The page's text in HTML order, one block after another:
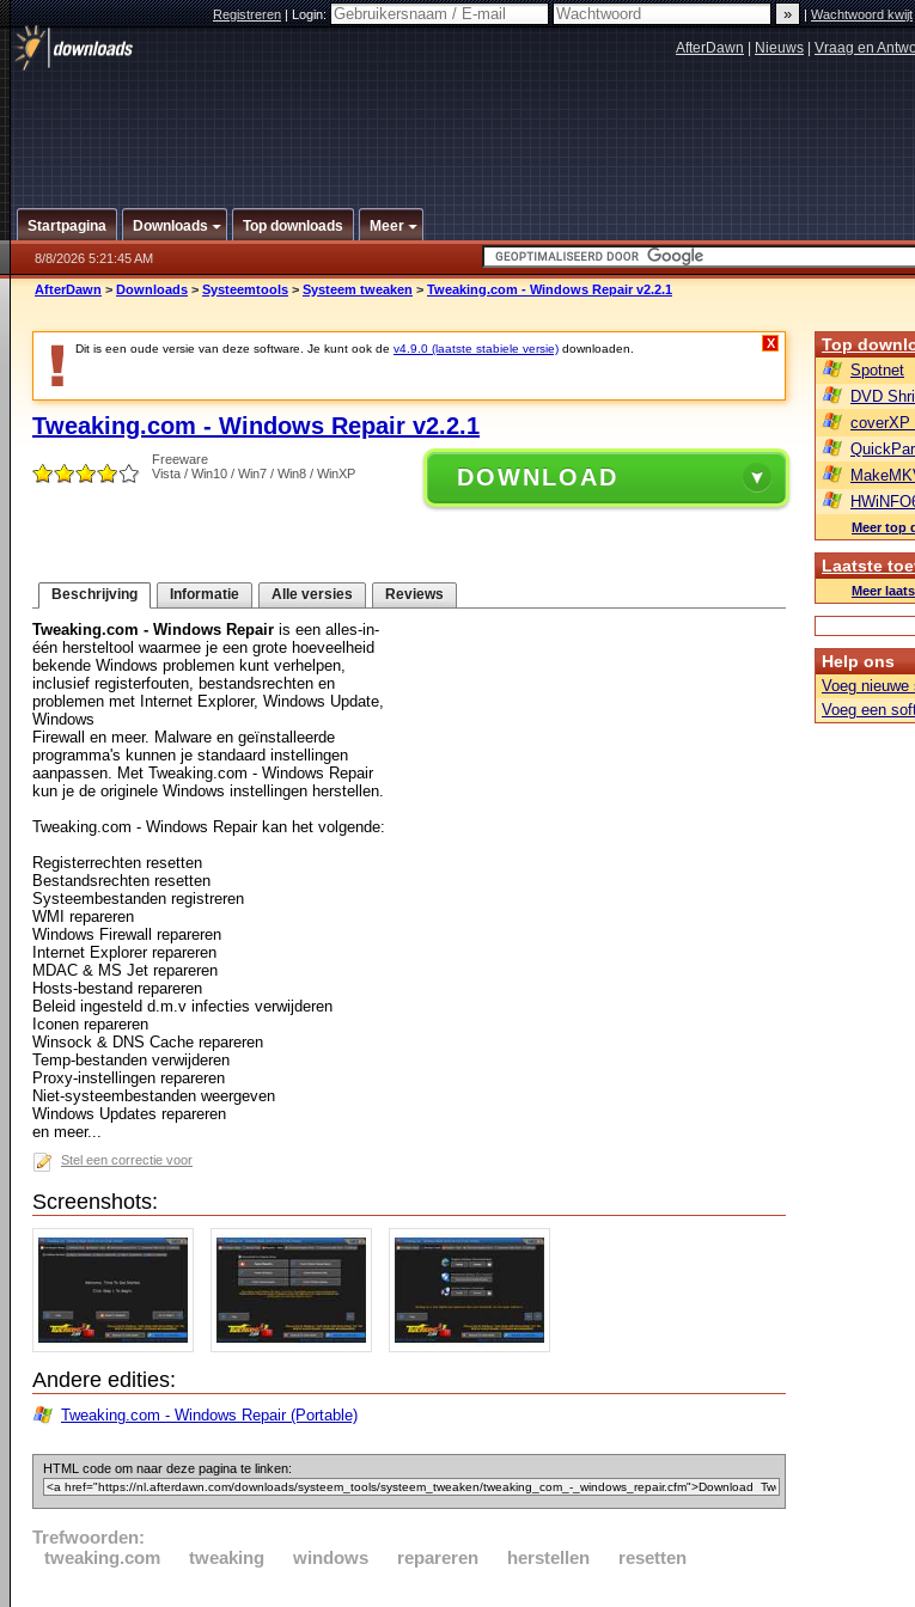
Registreren|Login: |Wachtwoord kwijt
AfterDawn Nieuws Vraag en
Startpagina Downloads Top downloads Meer
8/8/2026 5:21:45 AM
AfterDawn > Downloads > Systeemtools > Systeem tweaken > Tweaking.com - Windows Repair v2.2.1
Dit is een oude versie van deze software. Je kunt ook de v4.9.0 (laatste stabiele versie) downloaden. X
Tweaking.com - Windows Repair v2.2.1
Freeware
Vista / Win10 / Win7 / Win8 / WinXP
DOWNLOAD
Beschrijving Informatie Alle versies Reviews
Tweaking.com - Windows Repair is een alles-in-
één hersteltool waarmee je een grote hoeveelheid
bekende Windows problemen kunt verhelpen,
inclusief registerfouten, bestandsrechten en
problemen met Internet Explorer, Windows Update,
Windows
Firewall en meer. Malware en geïnstalleerde
programma's kunnen je standaard instellingen
aanpassen. Met Tweaking.com - Windows Repair
kun je de originele Windows instellingen herstellen.
Tweaking.com - Windows Repair kan het volgende:
Registerrechten resetten
Bestandsrechten resetten
Systeembestanden registreren
WMI repareren
Windows Firewall repareren
Internet Explorer repareren
MDAC & MS Jet repareren
Hosts-bestand repareren
Beleid ingesteld d.m.v infecties verwijderen
Iconen repareren
Winsock & DNS Cache repareren
Temp-bestanden verwijderen
Proxy-instellingen repareren
Niet-systeembestanden weergeven
Windows Updates repareren
en meer...
Stel een correctie voor
Screenshots:
Andere edities:
Tweaking.com - Windows Repair (Portable)
HTML code om naar deze pagina te linken:
Trefwoorden:
tweaking.com
tweaking windows repareren herstellen resetten
Top
Spotnet
DVD
coverXP
Meer top
Laatste
Meer
Help ons
Voeg
Voeg een